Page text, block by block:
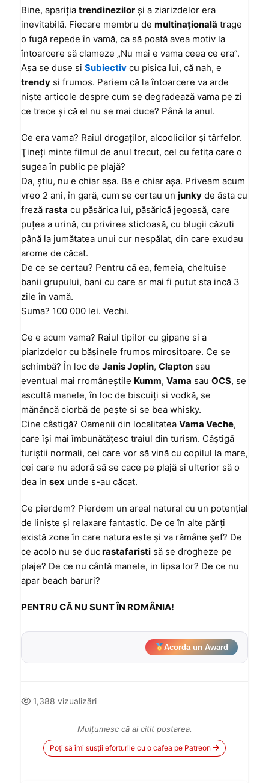
Bine, apariţia trendinezilor şi a ziarizdelor era
inevitabilă. Fiecare membru de multinaţională trage
o fugă repede în vamă, ca să poată avea motiv la
întoarcere să clameze „Nu mai e vama ceea ce era”.
Aşa se duse si Subiectiv cu pisica lui, că nah, e
trendy si frumos. Pariem că la întoarcere va arde
nişte articole despre cum se degradează vama pe zi
ce trece şi că el nu se mai duce? Până la anul.
Ce era vama? Raiul drogaţilor, alcoolicilor şi târfelor.
Ţineţi minte filmul de anul trecut, cel cu fetiţa care o
sugea în public pe plajă?
Da, ştiu, nu e chiar aşa. Ba e chiar aşa. Priveam acum
vreo 2 ani, în gară, cum se certau un junky de ăsta cu
freză rasta cu păsărica lui, păsărică jegoasă, care
puţea a urină, cu privirea sticloasă, cu blugii căzuti
până la jumătatea unui cur nespălat, din care exudau
arome de căcat.
De ce se certau? Pentru că ea, femeia, cheltuise
banii grupului, bani cu care ar mai fi putut sta incă 3
zile în vamă.
Suma? 100 000 lei. Vechi.
Ce e acum vama? Raiul tipilor cu gipane si a
piarizdelor cu băşinele frumos mirositoare. Ce se
schimbă? În loc de Janis Joplin, Clapton sau
eventual mai rromâneştile Kumm, Vama sau OCS, se
ascultă manele, în loc de biscuiţi si vodkă, se
mănâncă ciorbă de peşte si se bea whisky.
Cine câstigă? Oamenii din localitatea Vama Veche,
care îşi mai îmbunătăţesc traiul din turism. Câştigă
turiştii normali, cei care vor să vină cu copilul la mare,
cei care nu adoră să se cace pe plajă si ulterior să o
dea in sex unde s-au căcat.
Ce pierdem? Pierdem un areal natural cu un potenţial
de linişte şi relaxare fantastic. De ce în alte părţi
există zone în care natura este şi va rămâne şef? De
ce acolo nu se ducrastafaristi să se drogheze pe
plaje? De ce nu cântă manele, in lipsa lor? De ce nu
apar beach baruri?
PENTRU CĂ NU SUNT ÎN ROMÂNIA!
Acorda un Award
1,388 vizualizări
Mulțumesc că ai citit postarea.
Poți să îmi susții eforturile cu o cafea pe Patreon